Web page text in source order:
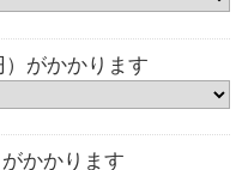
がかかります
かかります